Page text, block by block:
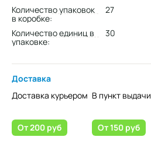
Количество упаковок
в коробке:
27
Количество единиц в
упаковке:
30
Доставка
Доставка курьером
От 200 руб
В пункт выдачи
От 150 руб